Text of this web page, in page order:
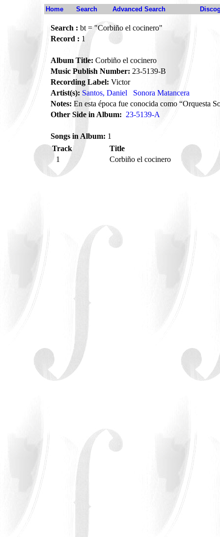
Home Search Advanced Search
Search : bt = "Corbiño el cocinero"
Record : 1
Album Title: Corbiño el cocinero
Music Publish Number: 23-5139-B
Recording Label: Victor
Artist(s): Santos, Daniel
Sonora Matancera
Notes: En esta época fue conocida como “Orquesta
Other Side in Album: 23-5139-A
Songs in Album: 1
Track
Title
1
Corbiño el cocinero